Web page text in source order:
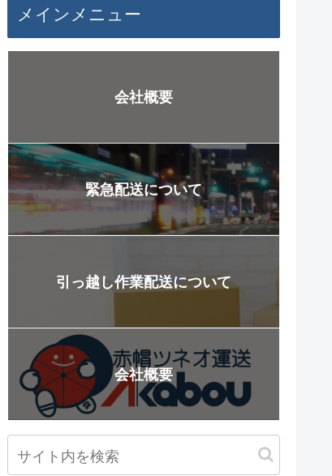
メインメニュー
会社概要
緊急配送について
引っ越し作業配送について
会社概要